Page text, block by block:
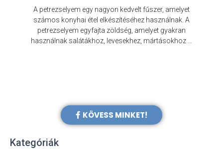
A petrezselyem egy nagyon kedvelt fűszer, amelyet
számos konyhai étel elkészítéséhez használnak. A
petrezselyem egyfajta zöldség, amelyet gyakran
használnak salátákhoz, levesekhez, mártásokhoz …
KÖVESS MINKET!
Kategóriák